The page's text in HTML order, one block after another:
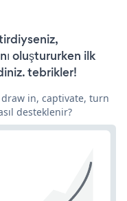
oluştururken ilk
tebrikler!
in, captivate, turn
desteklenir?